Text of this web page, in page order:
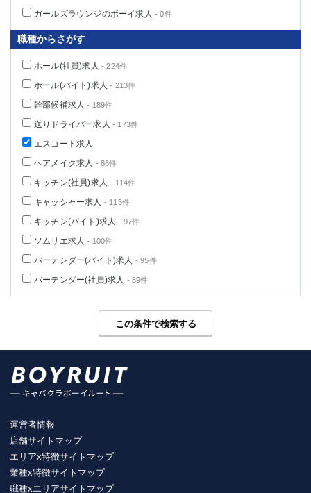
ガールズラウンジのボーイ求人 - 0件
職種からさがす
ホール(社員)求人 - 224件
ホール(バイト)求人 - 213件
幹部候補求人 - 189件
送りドライバー求人 - 173件
エスコート求人
ヘアメイク求人 - 86件
キッチン(社員)求人 - 114件
キャッシャー求人 - 113件
キッチン(バイト)求人 - 97件
ソムリエ求人 - 100件
バーテンダー(バイト)求人 - 95件
バーテンダー(社員)求人 - 89件
この条件で検索する
運営者情報
店舗サイトマップ
エリアx特徴サイトマップ
業種x特徴サイトマップ
職種xエリアサイトマップ